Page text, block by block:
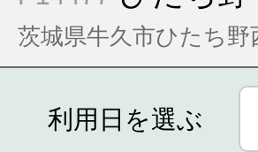
茨城県牛久市ひたち野
利用日を選ぶ